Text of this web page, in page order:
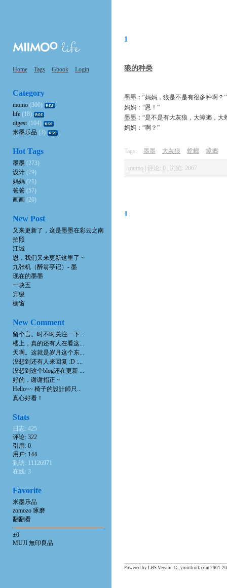
Home Tags Gbook Login
1
狼的种类
墨墨：“妈妈，狼是不是有很多种啊？”
妈妈：“恩！”
墨墨：“是不是有大灰狼，大蟑螂，大
妈妈：“啊？”
Tags: 墨墨 大灰狼 螳螂 蟑螂
momo 评论: 0 浏览: 2067
1
Category
momo (300)
life (18)
digest(104)
米墨乐品 (3)
Hot Tags
墨墨 (273)
设计 (79)
妈妈 (71)
爸爸 (57)
画画 (20)
New Post
又来更新了，这是墨墨在彩云之南
拍照
江城
恩，我们又来更新这里了 ~
九张机（醉翁亭记）- 墨
现在的墨墨
一块五
升级
橱窗
New Comment
留个言。时不时关注一下...
楼上，真的还有人在看这...
天啊。这就是岁月这个东...
没想到还有人来回复 :D :...
没想到这个blog还在更新 ...
好的，谢谢指正 ~
Hello~~ 椅子的設計師只...
真心好看！
Stats
日志: 425
评论: 322
引用: 0
用户: 144
到访: 11126971
在线: 3
Favorite
米墨乐品
zomozo 琢磨
翻翻看
±0
MUJI 無印良品
Powered by LBS Version © , yourthink.com 2001-